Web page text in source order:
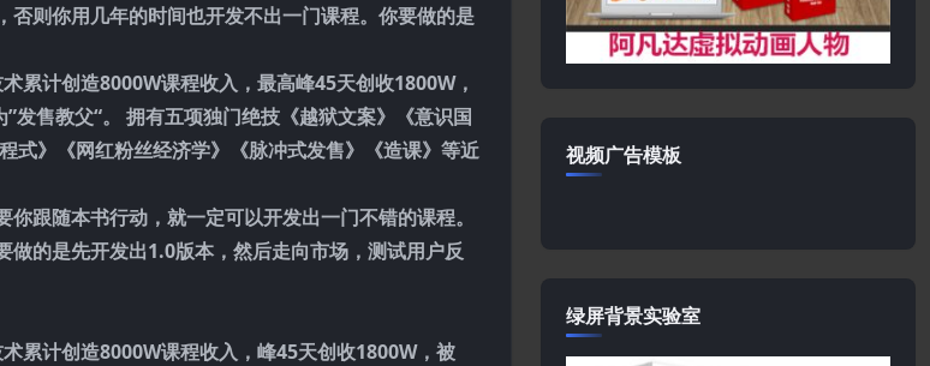
则你用几年的时间也开发不出一门课程。你要做的是
计创造8000W课程收入，最高峰45天创收1800W，
发售教父“。 拥有五项独门绝技《越狱文案》《意识国
式》《网红粉丝经济学》《脉冲式发售》《造课》等近
跟随本书行动，就一定可以开发出一门不错的课程。
的是先开发出1.0版本，然后走向市场，测试用户反
累计创造8000W课程收入，峰45天创收1800W，被
视频广告模板
绿屏背景实验室